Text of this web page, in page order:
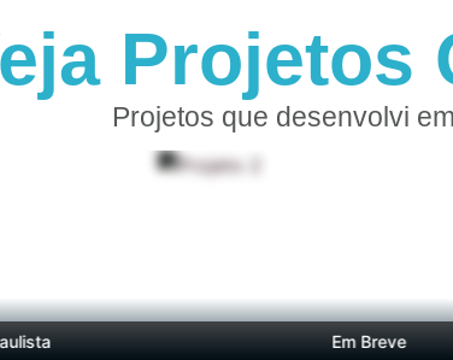
Projetos
Projetos que desenvolvi
Em Breve